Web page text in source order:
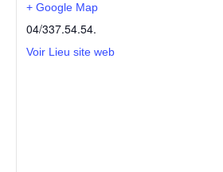
+ Google Map
04/337.54.54.
Voir Lieu site web